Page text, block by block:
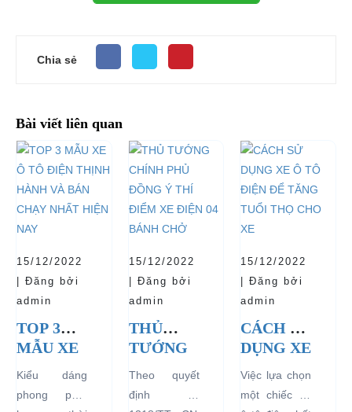
Chia sẻ
Bài viết liên quan
15/12/2022
| Đăng bởi
admin
TOP 3
MẪU XE
Ô TÔ
ĐIỆN
THỊNH
Kiểu dáng
phong phú,
15/12/2022
| Đăng bởi
admin
THỦ
TƯỚNG
CHÍNH
PHỦ
ĐỒNG Ý
Theo quyết
định số
15/12/2022
| Đăng bởi
admin
CÁCH SỬ
DỤNG XE
Ô TÔ
ĐIỆN ĐỂ
TĂNG
Việc lựa chọn
một chiếc xe